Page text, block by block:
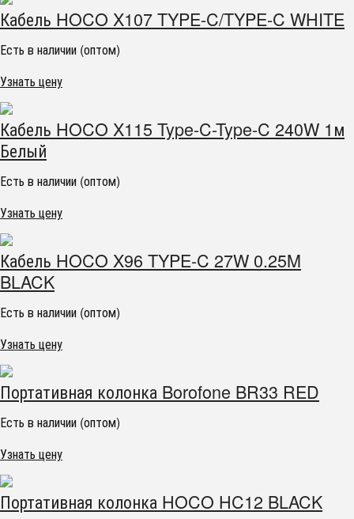
Кабель HOCO X107 TYPE-C/TYPE-C WHITE
Есть в наличии (оптом)
Узнать цену
Кабель HOCO X115 Type-C-Type-C 240W 1м
Белый
Есть в наличии (оптом)
Узнать цену
Кабель HOCO X96 TYPE-C 27W 0.25M
BLACK
Есть в наличии (оптом)
Узнать цену
Портативная колонка Borofone BR33 RED
Есть в наличии (оптом)
Узнать цену
Портативная колонка HOCO HC12 BLACK